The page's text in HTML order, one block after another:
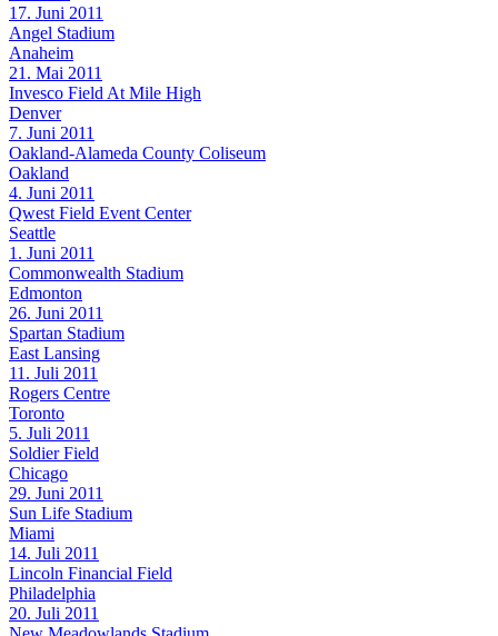
17. Juni 2011
Angel Stadium
Anaheim
21. Mai 2011
Invesco Field At Mile High
Denver
7. Juni 2011
Oakland-Alameda County Coliseum
Oakland
4. Juni 2011
Qwest Field Event Center
Seattle
1. Juni 2011
Commonwealth Stadium
Edmonton
26. Juni 2011
Spartan Stadium
East Lansing
11. Juli 2011
Rogers Centre
Toronto
5. Juli 2011
Soldier Field
Chicago
29. Juni 2011
Sun Life Stadium
Miami
14. Juli 2011
Lincoln Financial Field
Philadelphia
20. Juli 2011